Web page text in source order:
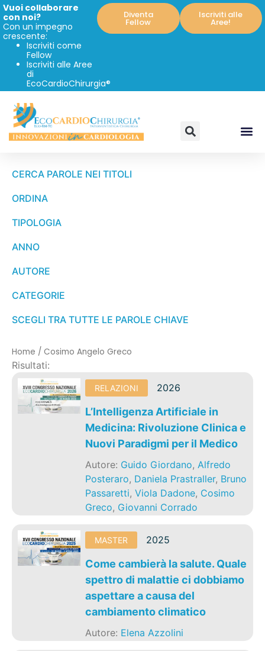
Vuoi collaborare
con noi?
Con un impegno
crescente:
Iscriviti come
Fellow
Iscriviti alle Aree
di
EcoCardioChirurgia®
Diventa
Fellow
Iscriviti alle
Aree!
CERCA PAROLE NEI TITOLI
ORDINA
TIPOLOGIA
ANNO
AUTORE
CATEGORIE
SCEGLI TRA TUTTE LE PAROLE CHIAVE
Home / Cosimo Angelo Greco
Risultati:
RELAZIONI 2026
L’Intelligenza Artificiale in
Medicina: Rivoluzione Clinica e
Nuovi Paradigmi per il Medico
Autore: Guido Giordano,Alfredo
Posteraro, Daniela Prastraller, Bruno
Passaretti,Viola Dadone, Cosimo
Greco, Giovanni Corrado
MASTER 2025
Come cambierà la salute. Quale
spettro di malattie ci dobbiamo
aspettare a causa del
cambiamento climatico
Autore: Elena Azzolini